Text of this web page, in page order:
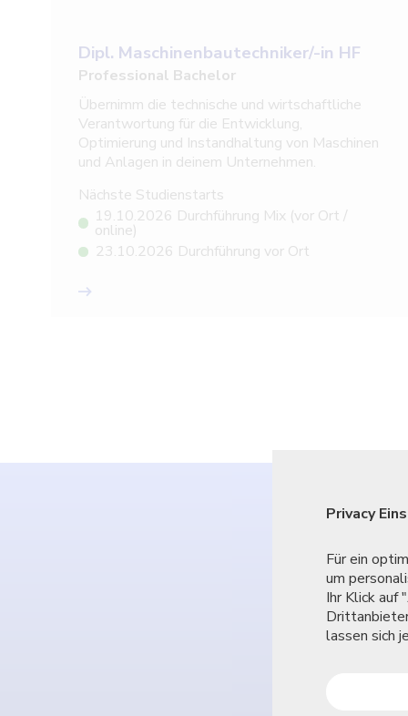
Dipl. Maschinenbautechniker/-in HF
Professional Bachelor
Übernimm die technische und wirtschaftliche
Verantwortung für die Entwicklung,
Optimierung und Instandhaltung von Maschinen
und Anlagen in deinem Unternehmen.
Nächste Studienstarts
19.10.2026 Durchführung Mix (vor Ort /
online)
23.10.2026 Durchführung vor Ort
Privacy
Für ein
um
Ihr Klick auf
lassen sich